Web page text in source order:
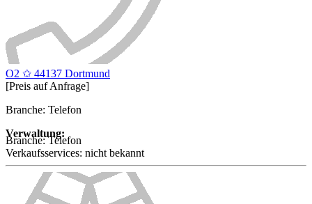
O2 ✩ 44137 Dortmund
[Preis auf Anfrage]
Branche: Telefon
Verwaltung:
Branche:Telefon
Verkaufsservices: nicht bekannt